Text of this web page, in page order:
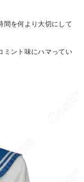
間を何より大切にして
ミント味にハマってい